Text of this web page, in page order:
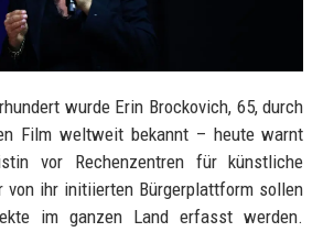
wurde Erin Brockovich, 65, durch
Film weltweit bekannt – heute warnt
vor Rechenzentren für künstliche
ihr initiierten Bürgerplattform sollen
im ganzen Land erfasst werden.